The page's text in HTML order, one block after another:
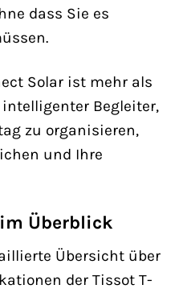
dass Sie es
Solar ist mehr als
Begleiter,
zu organisieren,
und Ihre
Überblick
Übersicht über
der Tissot T-